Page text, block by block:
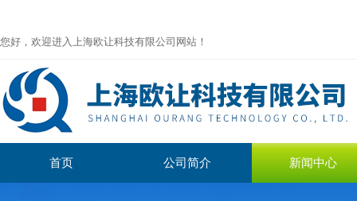
您好，欢迎进入上海欧让科技有限公司网站！
首页 公司简介 新闻中心